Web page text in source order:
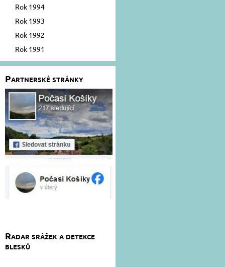
Rok 1994
Rok 1993
Rok 1992
Rok 1991
Partnerské stránky
Radar srážek a detekce
blesků